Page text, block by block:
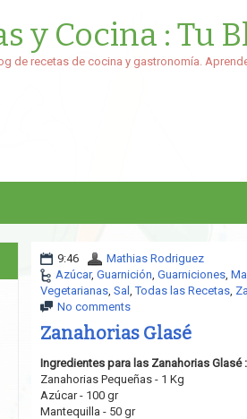
y Cocina : Tu
de recetas de cocina y gastronomía.
9:46
Mathias Rodriguez
Azúcar, Guarnición, Guarniciones,
Vegetarianas, Sal ,Todas las Recetas,
No comments
Zanahorias Glasé
Ingredientes para las Zanahorias Glasé :
Zanahorias Pequeñas - 1 Kg
Azúcar - 100 gr
Mantequilla - 50 gr